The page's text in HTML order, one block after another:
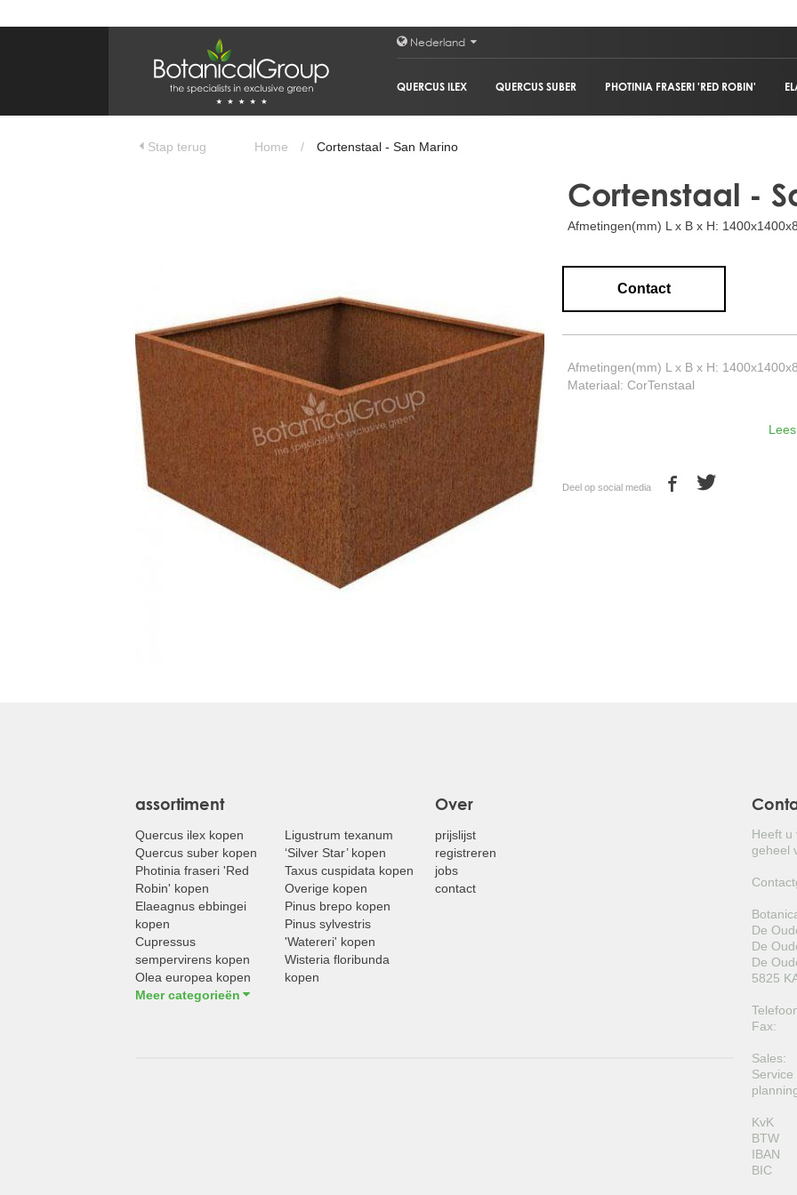
BOTANICALGROUP
WERKGEBIEDEN & WEBSITES
OLIJFBOOMSPECIALIST.NL
OLIJFBOOMSPECIALIST.BE
Botanicalgroup
BOTANICALGROUP.EU
BOTANICALGROUP.DE
BOTANICALGROUP.BE
Treesafe
VORSTBESCHERMINGVOORBOMEN.NL
WINTERSCHUTZFUERBAEUME.DE
FROSTPROTECTIONFORTREES.CO.UK
Terracotta
TERRACOTTA.NL
TERRACOTTA.BE
Nederland
QUERCUS ILEX QUERCUS SUBER PHOTINIA FRASERI 'RED ROBIN'
Stap terug Home / Cortenstaal - San Marino
Cortenstaal -
Afmetingen(mm) L x B x H:
Contact
Afmetingen(mm) L x B x H:
Materiaal: CorTenstaal
Deel op social media
assortiment
Quercus ilex kopen
Quercus suber kopen
Photinia fraseri 'Red
Robin' kopen
Elaeagnus ebbingei
kopen
Cupressus
sempervirens kopen
Olea europea kopen
Meer categorieën
Ligustrum texanum
‘Silver Star’ kopen
Taxus cuspidata kopen
Overige kopen
Pinus brepo kopen
Pinus sylvestris
'Watereri' kopen
Wisteria floribunda
kopen
Over
prijslijst
registreren
jobs
contact
Heeft u
geheel
De
De
De
5825
Fax:
Sales:
Service
KvK
BTW
IBAN
BIC